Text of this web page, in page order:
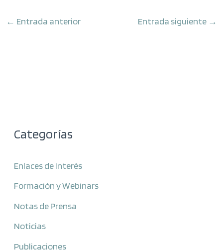
← Entrada anterior Entrada siguiente →
Categorías
Enlaces de Interés
Formación y Webinars
Notas de Prensa
Noticias
Publicaciones